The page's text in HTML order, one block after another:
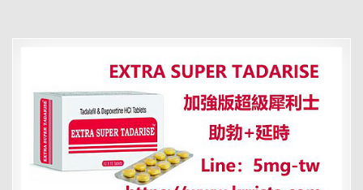
哪
何
命
運
特
征？